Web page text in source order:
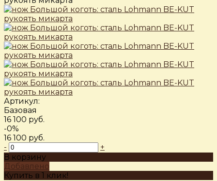
Артикул:
Базовая
16 100 руб.
-0%
16 100 руб.
-
+
В корзину
Добавлено
Купить в 1 клик!